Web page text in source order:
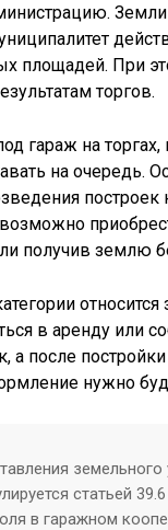
Земли
площадей. При
торгов.
гараж на
на очередь.
построек
получив землю
в аренду или
а после
нужно
земельного
статьей
в гаражном